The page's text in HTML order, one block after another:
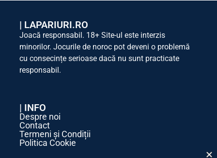
| LAPARIURI.RO
Joacă responsabil. 18+ Site-ul este interzis
minorilor. Jocurile de noroc pot deveni o problemă
cu consecințe serioase dacă nu sunt practicate
responsabil.
| INFO
Despre noi
Contact
Termeni și Condiții
Politica Cookie